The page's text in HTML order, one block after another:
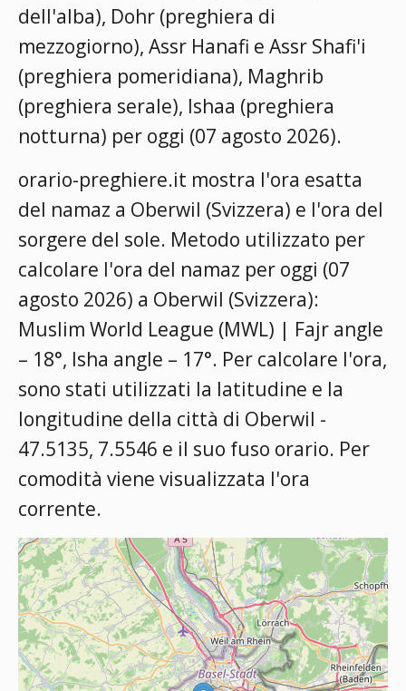
dell'alba), Dohr (preghiera di
mezzogiorno), Assr Hanafi e Assr Shafi'i
(preghiera pomeridiana), Maghrib
(preghiera serale), Ishaa (preghiera
notturna) per oggi (07 agosto 2026).
orario-preghiere.it mostra l'ora esatta
del namaz a Oberwil (Svizzera) e l'ora del
sorgere del sole. Metodo utilizzato per
calcolare l'ora del namaz per oggi (07
agosto 2026) a Oberwil (Svizzera):
Muslim World League (MWL) | Fajr angle
– 18°, Isha angle – 17°. Per calcolare l'ora,
sono stati utilizzati la latitudine e la
longitudine della città di Oberwil -
47.5135, 7.5546 e il suo fuso orario. Per
comodità viene visualizzata l'ora
corrente.